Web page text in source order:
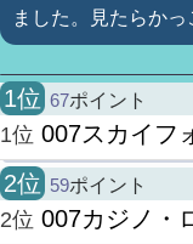
ました。見たらか
1位 67ポイント
1位 007スカイフ
2位 59ポイント
2位 007カジノ・